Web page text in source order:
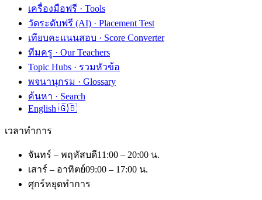
เครื่องมือฟรี · Tools
วัดระดับฟรี (AI) · Placement Test
เทียบคะแนนสอบ · Score Converter
ทีมครู · Our Teachers
Topic Hubs · รวมหัวข้อ
พจนานุกรม · Glossary
ค้นหา · Search
English 🇬🇧
เวลาทำการ
จันทร์ – พฤหัสบดี11:00 – 20:00 น.
เสาร์ – อาทิตย์09:00 – 17:00 น.
ศุกร์หยุดทำการ